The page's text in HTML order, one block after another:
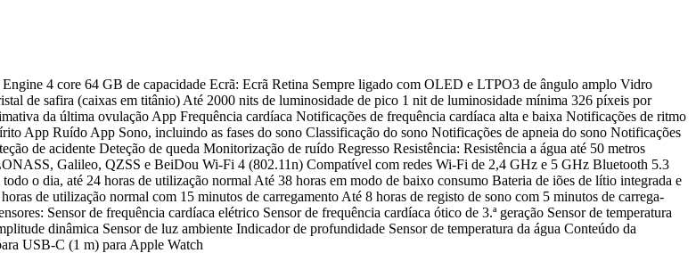
4 core 64 GB de capacidade Ecrã: Ecrã Retina Sempre ligado com OLED e LTPO3 de ângulo amplo Vidro
de safira (caixas em titânio) Até 2000 nits de luminosidade de pico 1 nit de luminosidade mínima 326 píxeis por
da última ovulação App Frequência cardíaca Notificações de frequência cardíaca alta e baixa Notificações de ritmo
App Ruído App Sono, incluindo as fases do sono Classificação do sono Notificações de apneia do sono Notificações
de acidente Deteção de queda Monitorização de ruído Regresso Resistência: Resistência a água até 50 metros
Galileo, QZSS e BeiDou Wi-Fi 4 (802.11n) Compatível com redes Wi-Fi de 2,4 GHz e 5 GHz Bluetooth 5.3
o dia, até 24 horas de utilização normal Até 38 horas em modo de baixo consumo Bateria de iões de lítio integrada e
de utilização normal com 15 minutos de carrega­mento Até 8 horas de registo de sono com 5 minutos de carrega­
Sensor de frequência cardíaca elétrico Sensor de frequência cardíaca ótico de 3.ª geração Sensor de temperatura
dinâmica Sensor de luz ambiente Indicador de profundidade Sensor de temperatura da água Conteúdo da
USB-C (1 m) para Apple Watch